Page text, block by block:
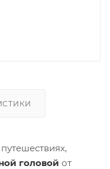
головой от